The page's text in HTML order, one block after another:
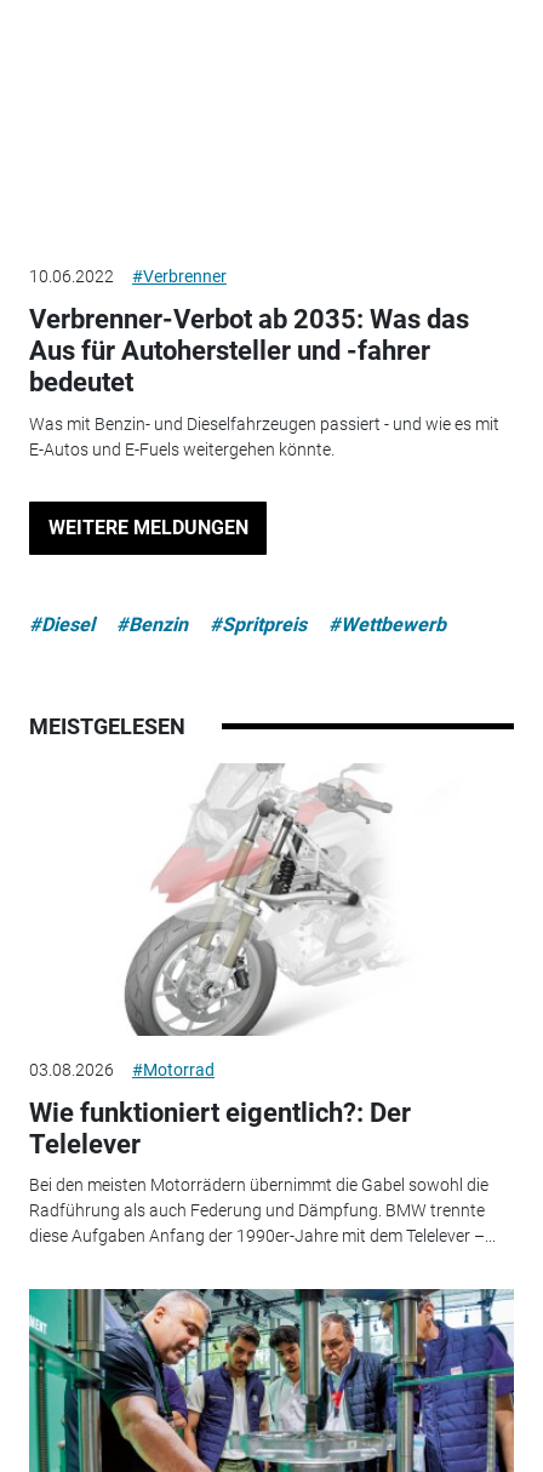
10.06.2022 #Verbrenner
Verbrenner-Verbot ab 2035: Was das
Aus für Autohersteller und -fahrer
bedeutet
Was mit Benzin- und Dieselfahrzeugen passiert - und wie es mit
E-Autos und E-Fuels weitergehen könnte.
WEITERE MELDUNGEN
#Diesel #Benzin #Spritpreis #Wettbewerb
MEISTGELESEN
03.08.2026 #Motorrad
Wie funktioniert eigentlich?: Der
Telelever
Bei den meisten Motorrädern übernimmt die Gabel sowohl die
Radführung als auch Federung und Dämpfung. BMW trennte
diese Aufgaben Anfang der 1990er-Jahre mit dem Telelever –...